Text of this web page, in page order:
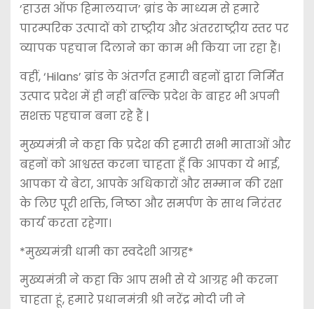
‘हाउस ऑफ हिमालयाज’ ब्रांड के माध्यम से हमारे
पारम्परिक उत्पादों को राष्ट्रीय और अंतरराष्ट्रीय स्तर पर
व्यापक पहचान दिलाने का काम भी किया जा रहा हैं।
वहीं, ‘Hilans’ ब्रांड के अंतर्गत हमारी बहनों द्वारा निर्मित
उत्पाद प्रदेश में ही नहीं बल्कि प्रदेश के बाहर भी अपनी
सशक्त पहचान बना रहे हैं |
मुख्यमंत्री ने कहा कि प्रदेश की हमारी सभी माताओं और
बहनों को आश्वस्त करना चाहता हूँ कि आपका ये भाई,
आपका ये बेटा, आपके अधिकारों और सम्मान की रक्षा
के लिए पूरी शक्ति, निष्ठा और समर्पण के साथ निरंतर
कार्य करता रहेगा।
*मुख्यमंत्री धामी का स्वदेशी आग्रह*
मुख्यमंत्री ने कहा कि आप सभी से ये आग्रह भी करना
चाहता हूं, हमारे प्रधानमंत्री श्री नरेंद्र मोदी जी ने